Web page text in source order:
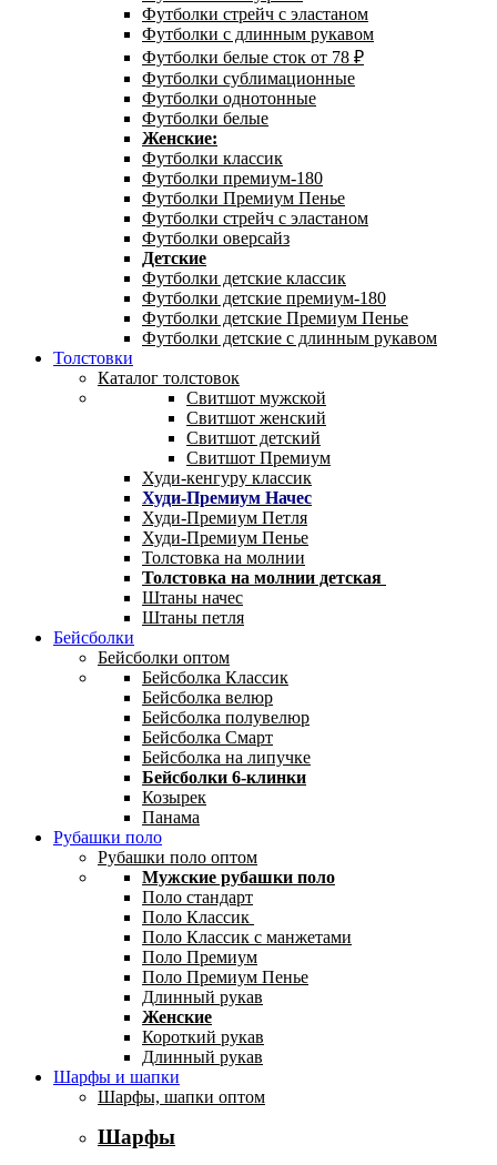
Футболки стрейч с эластаном
Футболки с длинным рукавом
Футболки белые сток от 78 ₽
Футболки сублимационные
Футболки однотонные
Футболки белые
Женские:
Футболки классик
Футболки премиум-180
Футболки Премиум Пенье
Футболки стрейч с эластаном
Футболки оверсайз
Детские
Футболки детские классик
Футболки детские премиум-180
Футболки детские Премиум Пенье
Футболки детские с длинным рукавом
Толстовки
Каталог толстовок
Свитшот мужской
Свитшот женский
Свитшот детский
Свитшот Премиум
Худи-кенгуру классик
Худи-Премиум Начес
Худи-Премиум Петля
Худи-Премиум Пенье
Толстовка на молнии
Толстовка на молнии детская
Штаны начес
Штаны петля
Бейсболки
Бейсболки оптом
Бейсболка Классик
Бейсболка велюр
Бейсболка полувелюр
Бейсболка Смарт
Бейсболка на липучке
Бейсболки 6-клинки
Козырек
Панама
Рубашки поло
Рубашки поло оптом
Мужские рубашки поло
Поло стандарт
Поло Классик
Поло Классик с манжетами
Поло Премиум
Поло Премиум Пенье
Длинный рукав
Женские
Короткий рукав
Длинный рукав
Шарфы и шапки
Шарфы, шапки оптом
Шарфы